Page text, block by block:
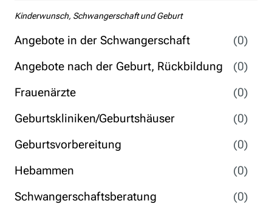
Kinderwunsch, Schwangerschaft und Geburt
Angebote in der Schwangerschaft
(0)
Angebote nach der Geburt, Rückbildung
(0)
Frauenärzte
(0)
Geburtskliniken/Geburtshäuser
(0)
Geburtsvorbereitung
(0)
Hebammen
(0)
Schwangerschaftsberatung
(0)